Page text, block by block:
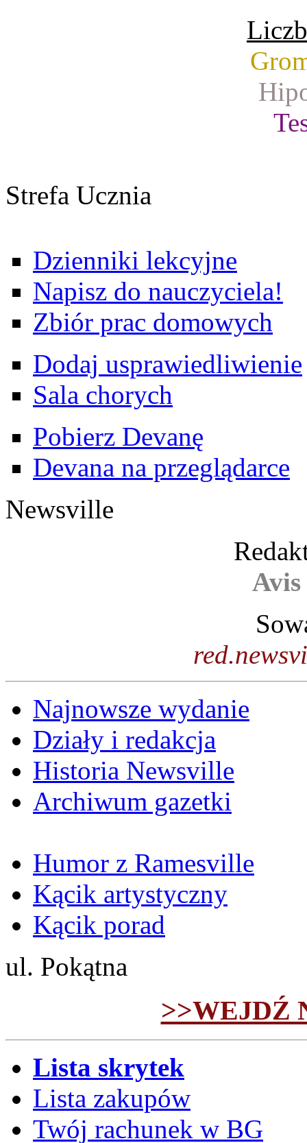
Strefa Ucznia
Dzienniki lekcyjne
Napisz do nauczyciela!
Zbiór prac domowych
Dodaj usprawiedliwienie
Sala chorych
Pobierz Devanę
Devana na przeglądarce
Newsville
Najnowsze wydanie
Działy i redakcja
Historia Newsville
Archiwum gazetki
Humor z Ramesville
Kącik artystyczny
Kącik porad
ul. Pokątna
>>WEJDŹ
Lista skrytek
Lista zakupów
Twój rachunek w BG